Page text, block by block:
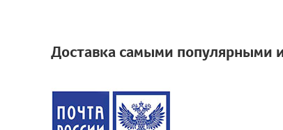
Доставка самыми популярными